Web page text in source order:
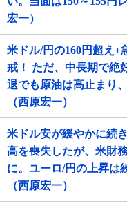
宏一）
米ドル/円の160円超え+
戒！ ただ、中長期で絶
退でも原油は高止まり
（西原宏一）
米ドル安が緩やかに続
高を喪失したが、米財
に。ユーロ/円の上昇は
（西原宏一）